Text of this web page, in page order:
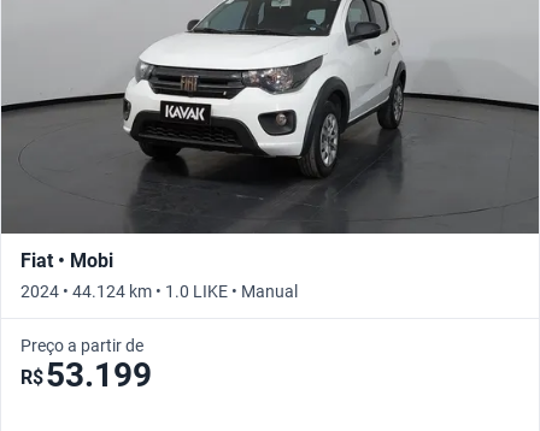
Fiat • Mobi
2024 • 44.124 km • 1.0 LIKE • Manual
Preço a partir de
R$53.199